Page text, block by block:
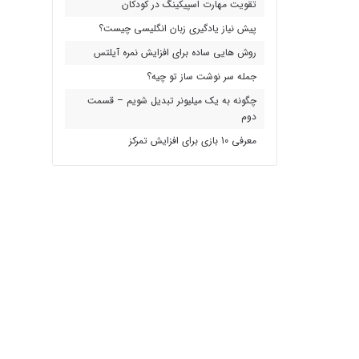
تقویت مهارت اسپیکینگ در کودکان
پیش نیاز یادگیری زبان انگلیسی چیست؟
روش هایی ساده برای افزایش نمره آیلتس
جمله سر نوشت ساز تو چیه؟
چگونه به یک میلیونر تبدیل شویم – قسمت
دوم
معرفی 10 بازی برای افزایش تمرکز